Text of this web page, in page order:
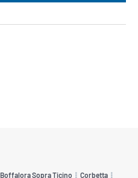
Boffalora Sopra Ticino Corbetta